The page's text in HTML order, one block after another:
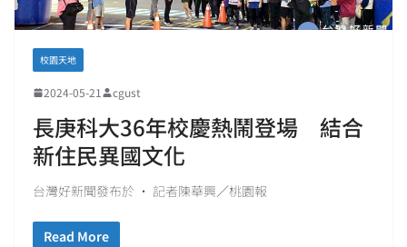
校園天地
2024-05-21 cgust
長庚科大36年校慶熱鬧登場 結合
新住民異國文化
台灣好新聞發布於 • 記者陳華興／桃園報
Read More